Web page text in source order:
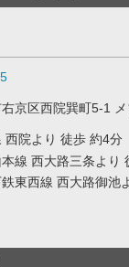
京区西院巽町5-1
西院より 徒歩 約4分
線 西大路三条より
東西線 西大路御池